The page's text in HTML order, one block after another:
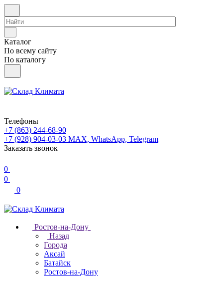
Каталог
По всему сайту
По каталогу
Телефоны
+7 (863) 244-68-90
+7 (928) 904-03-03 MAX, WhatsApp, Telegram
Заказать звонок
0
0
0
Ростов-на-Дону
Назад
Города
Аксай
Батайск
Ростов-на-Дону